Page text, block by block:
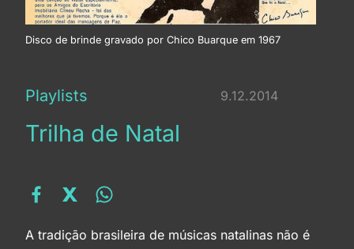
Feliz Natal
Meu menino Jesus
Disco de brinde gravado por Chico Buarque em 1967
Playlists 9.12.2014
Trilha de Natal
A tradição brasileira de músicas natalinas não é